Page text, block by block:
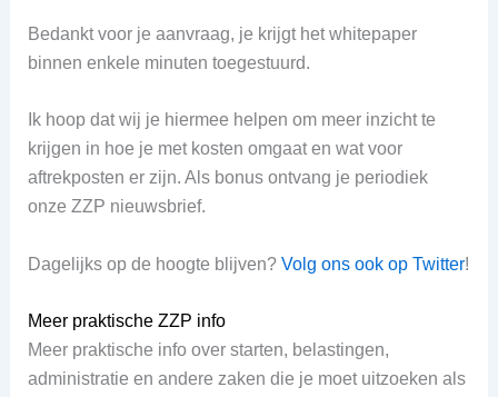
Bedankt voor je aanvraag, je krijgt het whitepaper
binnen enkele minuten toegestuurd.
Ik hoop dat wij je hiermee helpen om meer inzicht te
krijgen in hoe je met kosten omgaat en wat voor
aftrekposten er zijn. Als bonus ontvang je periodiek
onze ZZP nieuwsbrief.
Dagelijks op de hoogte blijven? Volg ons ook op Twitter!
Meer praktische ZZP info
Meer praktische info over starten, belastingen,
administratie en andere zaken die je moet uitzoeken als